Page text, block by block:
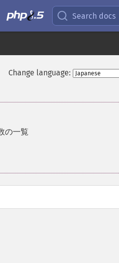
Search docs
Change language:
の一覧